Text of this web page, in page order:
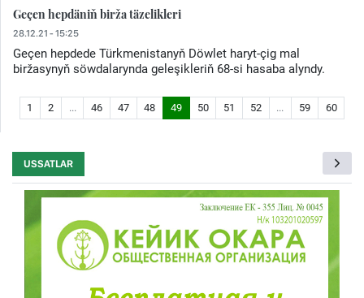
Geçen hepdäniň birža täzelikleri
28.12.21 - 15:25
Geçen hepdede Türkmenistanyň Döwlet haryt-çig mal
biržasynyň söwdalarynda geleşikleriň 68-si hasaba alyndy.
1 2 ... 46 47 48 49 50 51 52 ... 59 60
USSATLAR